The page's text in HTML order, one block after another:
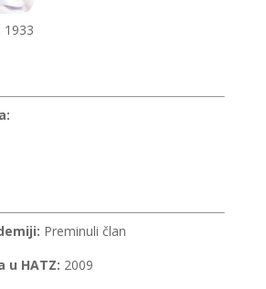
1933
Preminuli član
u HATZ: 2009